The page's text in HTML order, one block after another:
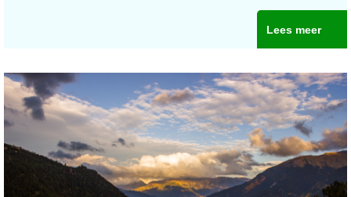
Lees meer